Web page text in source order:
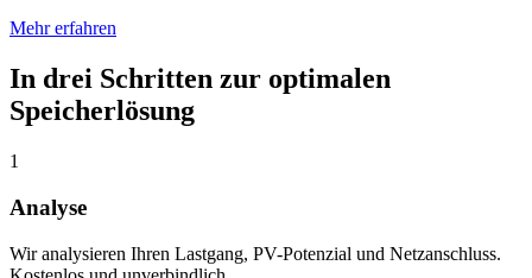
Mehr erfahren
In drei Schritten zur optimalen
Speicherlösung
1
Analyse
Wir analysieren Ihren Lastgang, PV-Potenzial und Netzanschluss.